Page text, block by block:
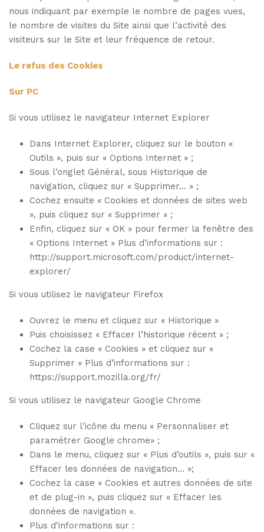
nous indiquant par exemple le nombre de pages vues,
le nombre de visites du Site ainsi que l’activité des
visiteurs sur le Site et leur fréquence de retour.
Le refus des Cookies
Sur PC
Si vous utilisez le navigateur Internet Explorer
Dans Internet Explorer, cliquez sur le bouton «
Outils », puis sur « Options Internet » ;
Sous l’onglet Général, sous Historique de
navigation, cliquez sur « Supprimer… » ;
Cochez ensuite « Cookies et données de sites web
», puis cliquez sur « Supprimer » ;
Enfin, cliquez sur « OK » pour fermer la fenêtre des
« Options Internet » Plus d’informations sur :
http://support.microsoft.com/product/internet-
explorer/
Si vous utilisez le navigateur Firefox
Ouvrez le menu et cliquez sur « Historique »
Puis choisissez « Effacer l’historique récent » ;
Cochez la case « Cookies » et cliquez sur «
Supprimer » Plus d’informations sur :
https://support.mozilla.org/fr/
Si vous utilisez le navigateur Google Chrome
Cliquez sur l’icône du menu « Personnaliser et
paramétrer Google chrome» ;
Dans le menu, cliquez sur « Plus d’outils », puis sur «
Effacer les données de navigation… »;
Cochez la case « Cookies et autres données de site
et de plug-in », puis cliquez sur « Effacer les
données de navigation ».
Plus d’informations sur :